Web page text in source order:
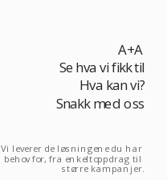
Vi leverer de løsningene du har
behov for, fra enkeltoppdrag til
større kampanjer.
A+A
Se hva vi fikk til
Hva kan vi?
Snakk med oss